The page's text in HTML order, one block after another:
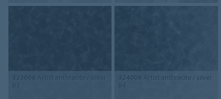
323008 Artist anthracite / silver
B3
324008 Artist anthracite / silver
B4